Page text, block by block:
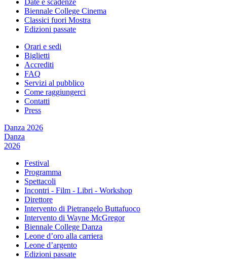
Date e scadenze
Biennale College Cinema
Classici fuori Mostra
Edizioni passate
Orari e sedi
Biglietti
Accrediti
FAQ
Servizi al pubblico
Come raggiungerci
Contatti
Press
Danza 2026
Danza
2026
Festival
Programma
Spettacoli
Incontri - Film - Libri - Workshop
Direttore
Intervento di Pietrangelo Buttafuoco
Intervento di Wayne McGregor
Biennale College Danza
Leone d’oro alla carriera
Leone d’argento
Edizioni passate